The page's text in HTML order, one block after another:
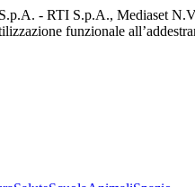
- RTI S.p.A., Mediaset
funzionale